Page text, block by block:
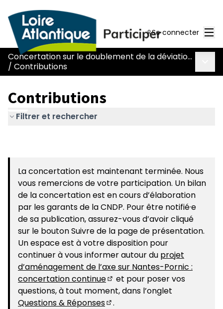
Se connecter
Concertation sur le doublement de la déviation de Chaumes-en-Retz - route Nantes-Pornic
/ Contributions
Contributions
Filtrer et rechercher
La concertation est maintenant terminée. Nous
vous remercions de votre participation. Un bilan
de la concertation est en cours d’élaboration
par les garants de la CNDP. Pour être notifié·e
de sa publication, assurez-vous d’avoir cliqué
sur le bouton Suivre de la page de présentation.
Un espace est à votre disposition pour
continuer à vous informer autour du projet
d’aménagement de l’axe sur Nantes-Pornic :
concertation continue
(S'ouvre dans un nouvel
et pour poser vos
questions, à tout moment, dans l’onglet
Questions & Réponses
.